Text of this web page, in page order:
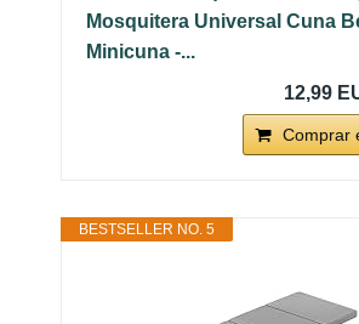
Mosquitera Universal Cuna
Minicuna -...
12,99
Comprar
BESTSELLER NO. 5